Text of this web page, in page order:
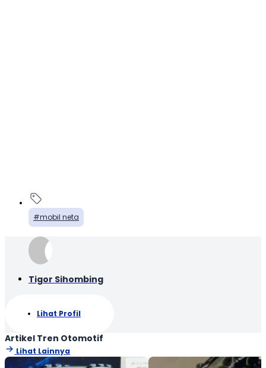
mobil neta
Tigor Sihombing
Lihat Profil
Artikel Tren Otomotif
Lihat Lainnya